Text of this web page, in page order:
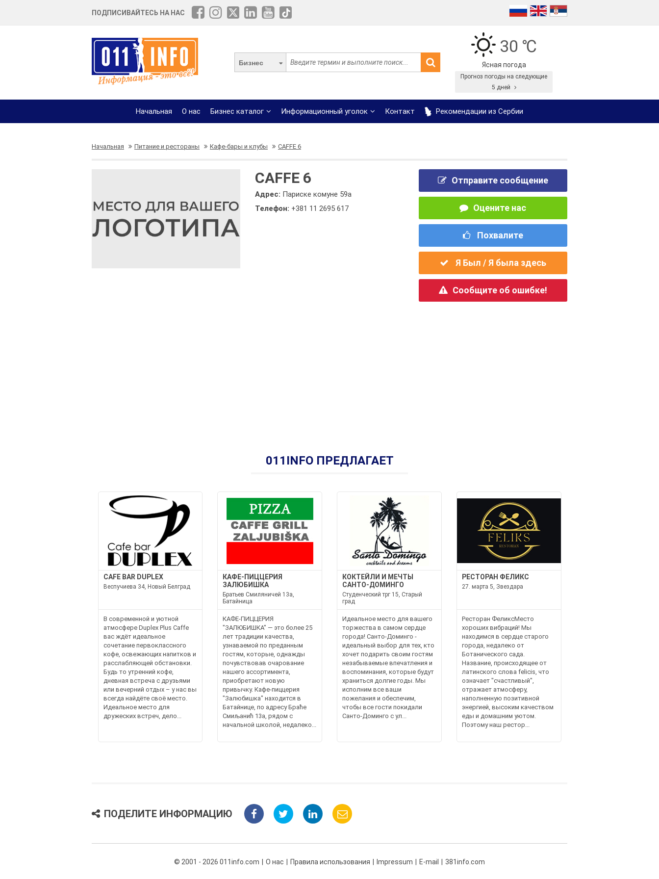
ПОДПИСИВАЙТЕСЬ НА НАС
Бизнес
30 ℃
Ясная погода
Прогноз погоды на следующие
5 дней
Начальная О нас Бизнес каталог Информационный уголок Контакт Рекомендации из Сербии
Начальная Питание и рестораны Кафе-бары и клубы CAFFE 6
CAFFE 6
Адрес: Париске комуне 59а
Телефон: +381 11 2695 617
Отправите сообщение
Оцените нас
Похвалите
Я Был / Я была здесь
Сообщите об ошибке!
011INFO ПРЕДЛАГАЕТ
CAFE BAR DUPLEX
Веспучиева 34, Новый Белград
В современной и уютной
атмосфере Duplex Plus Caffe
вас ждёт идеальное
сочетание первоклассного
кофе, освежающих напитков и
расслабляющей обстановки.
Будь то утренний кофе,
дневная встреча с друзьями
или вечерний отдых – у нас вы
всегда найдёте своё место.
Идеальное место для
дружеских встреч, дело...
КАФЕ-ПИЦЦЕРИЯ
ЗАЛЮБИШКА
Братьев Смиляничей 13a,
Батайница
КАФЕ-ПИЦЦЕРИЯ
"ЗАЛЮБИШКА" — это более 25
лет традиции качества,
узнаваемой по преданным
гостям, которые, однажды
почувствовав очарование
нашего ассортимента,
приобретают новую
привычку. Кафе-пиццерия
"Залюбишка" находится в
Батайнице, по адресу Браће
Смиљанић 13а, рядом с
начальной школой, недалеко...
КОКТЕЙЛИ И МЕЧТЫ
САНТО-ДОМИНГО
Студенческий трг 15, Старый
град
Идеальное место для вашего
торжества в самом сердце
города! Санто-Доминго -
идеальный выбор для тех, кто
хочет подарить своим гостям
незабываемые впечатления и
воспоминания, которые будут
храниться долгие годы. Мы
исполним все ваши
пожелания и обеспечим,
чтобы все гости покидали
Санто-Доминго с ул...
РЕСТОРАН ФЕЛИКС
27. марта 5, Звездара
Ресторан ФеликсМесто
хороших вибраций! Мы
находимся в сердце старого
города, недалеко от
Ботанического сада.
Название, происходящее от
латинского слова felicis, что
означает "счастливый",
отражает атмосферу,
наполненную позитивной
энергией, высоким качеством
еды и домашним уютом.
Поэтому наш рестор...
ПОДЕЛИТЕ ИНФОРМАЦИЮ
© 2001 - 2026 011info.com О нас Правила использования Impressum E-mail 381info.com